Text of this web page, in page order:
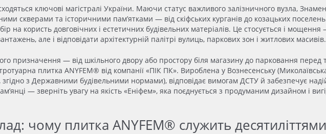
ключові магістралі України. Маючи статус важливого залізничного вузла,
скверами та історичними пам’ятками — від скіфських курганів до козацьких
на користь довговічних і естетичних будівельних матеріалів. Це стосується і мощення
але і відповідати архітектурній палітрі вулиць, паркових зон і житлових масивів.
призначення — від шкільного двору або простору біля магазину до парковання
плитка ANYFEM® від компанії «ПІК ПК». Вироблена у Вознесенську
згідно з Державними будівельними нормами), відповідає вимогам ДСТУ й забезпечує
— зверніть увагу на якість «Еніфем», яка поєднується з продуманим дизайном і
чому плитка ANYFEM® служить десятиліттями